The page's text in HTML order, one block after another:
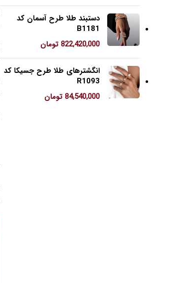
دستبند طلا طرح آسمان کد
B1181
822,420,000 تومان
انگشترهای طلا طرح جسیکا کد
R1093
84,540,000 تومان